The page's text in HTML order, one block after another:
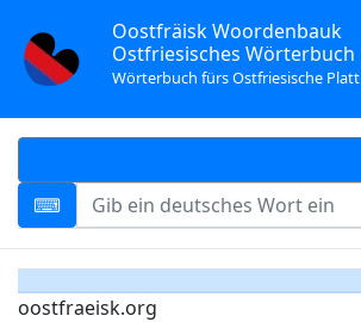
Oostfräisk Woordenbauk
Ostfriesisches Wörterbuch
Wörterbuch fürs Ostfriesische Platt
oostfraeisk.org